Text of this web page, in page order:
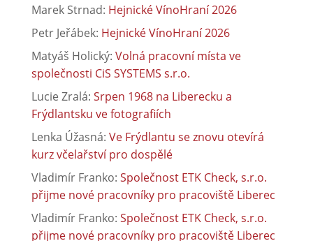
Marek Strnad: Hejnické VínoHraní 2026
Petr Jeřábek: Hejnické VínoHraní 2026
Matyáš Holický: Volná pracovní místa ve
společnosti CiS SYSTEMS s.r.o.
Lucie Zralá: Srpen 1968 na Liberecku a
Frýdlantsku ve fotografiích
Lenka Úžasná: Ve Frýdlantu se znovu otevírá
kurz včelařství pro dospělé
Vladimír Franko: Společnost ETK Check, s.r.o.
přijme nové pracovníky pro pracoviště Liberec
Vladimír Franko: Společnost ETK Check, s.r.o.
přijme nové pracovníky pro pracoviště Liberec